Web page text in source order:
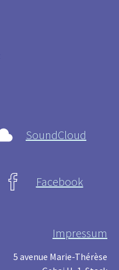
SoundCloud
Facebook
Impressum
5 avenue Marie-Thérèse